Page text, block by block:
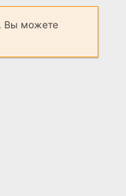
Вы можете